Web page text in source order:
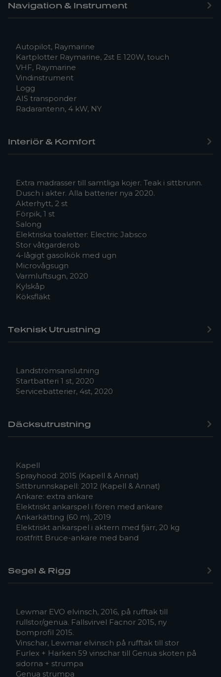
Navigation & Instrument
Autopilot, Raymarine
Kartplotter Raymarine, 2st E 120W, touch
VHF, Raymarine
Vindinstrument
Logg
AIS transponder
Radarantenn, 4 kW, NY
Interiör & Komfort
Extra madrasser till samtliga kojer. Teak i sittbrunn.
Dusch i akter. Alla batterier nya 2020.
Akterhytt, 2 st
Förpik, 1 st
Salong
Elektriska toaletter: Electric Jabsco
Stor våtgarderob
4-lågigt gasolkök med ugn
Microvågsugn
Varmluftsugn, 2020
Kylskåp
Köksfläkt
Teknisk Utrustning
Landströmsanslutning
Startbatteri 1 st, 2020
Servicebatterier, 4st, 2020
Däcksutrustning
Kapell
Sprayhood: 2015 (Kapell & Annat)
Sittbrunnskapell: 2012 (Kapell & Annat)
Ankare: extra ankare
Elektriskt ankarspel i fören med ankare
Ankarkätting (60 m), 2019
Elektriskt ankarspel i aktern med fjärr, 20 kg
rostfritt Bruce-ankare med band
Segel & Rigg
Lewmar EVO elvinsch, 2016, på rufftak till
rullstor/genua. Fallsvirvel Facnor 2015, ny
bomprofil 2015.
Vinschar, Lewmar elvinsch på rufftak till stor
Furlex + Harken 59 vinschar till Genua skoten på
sidorna + strumpa
Genua strumpa